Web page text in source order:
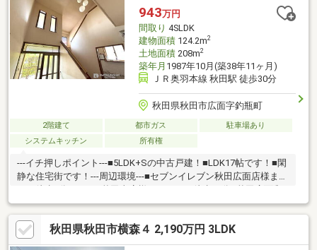
し」「ご売却」は株式会社リプロデザインにおまかせ下さい！お
客様にお会いできること、スタッフ一同、心よりお待ちしており
ます！
943万円
間取り 4SLDK
建物面積124.2m2
土地面積208m2
築年月 1987年10月(築38年11ヶ月)
ＪＲ奥羽本線 秋田駅 徒歩30分
秋田県秋田市広面字釣瓶町
2階建て 都市ガス
駐車場あり
システムキッチン
所有権
---イチ押しポイント---■5LDK+Sの中古戸建！■LDK17帖です！■閑
静な住宅街です！---周辺環境---■セブンイレブン秋田広面店様まで
・・徒歩6分■いとく秋田東店様まで・・・徒歩13分■秋田広面郵
便局様まで・・・徒歩4分■こばと保育園様まで・・・徒歩3分※当
社では他社様が掲載している物件もご紹介、ご案内が可能です！
あわせて内覧を希望される際は、お問い合わせの際希望の物件名
をお申し付けくださいませ！「お家探し」「ご売却」は株式会社
秋田県秋田市横森４ 2,190万円 3LDK